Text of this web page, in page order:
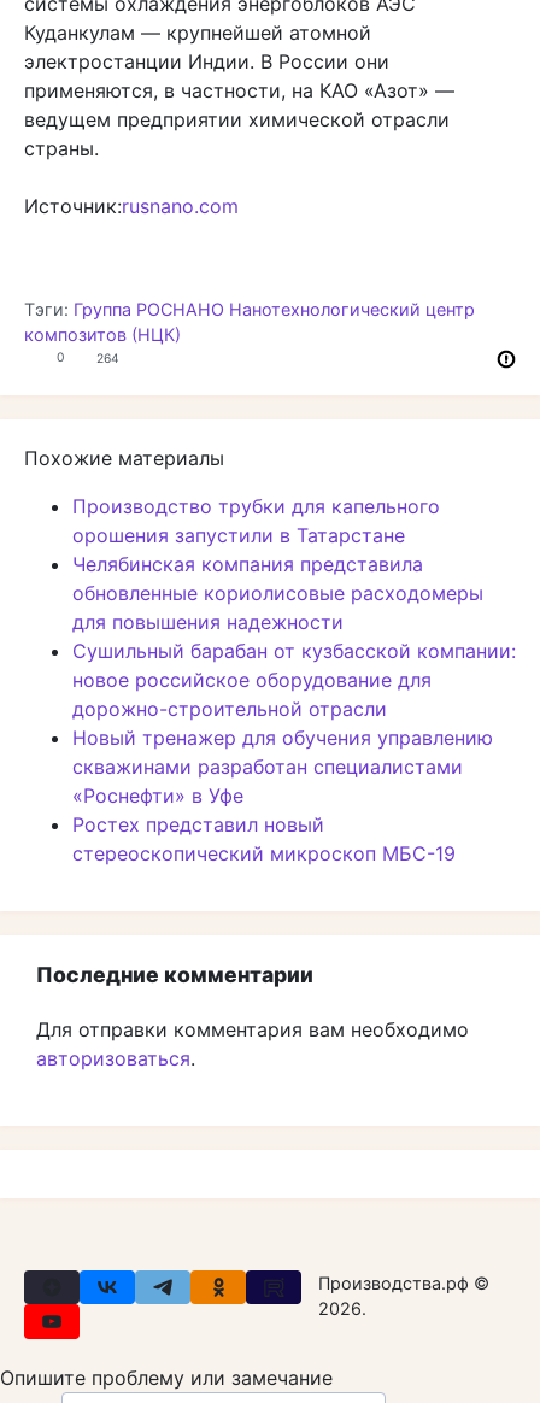
Куданкулам — крупнейшей атомной
электростанции Индии. В России они
применяются, в частности, на КАО «Азот» —
ведущем предприятии химической отрасли
страны.
Источник:rusnano.com
Тэги: Группа РОСНАНО Нанотехнологический центр
композитов (НЦК)
0 264
Похожие материалы
Производство трубки для капельного
орошения запустили в Татарстане
Челябинская компания представила
обновленные кориолисовые расходомеры
для повышения надежности
Сушильный барабан от кузбасской компании:
новое российское оборудование для
дорожно-строительной отрасли
Новый тренажер для обучения управлению
скважинами разработан специалистами
«Роснефти» в Уфе
Ростех представил новый
стереоскопический микроскоп МБС-19
Последние комментарии
Для отправки комментария вам необходимо
авторизоваться.
Производства.рф ©
2026.
Опишите проблему или замечание